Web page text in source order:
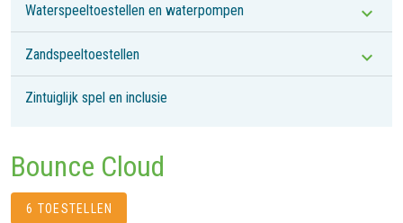
Waterspeeltoestellen en waterpompen
Zandspeeltoestellen
Zintuiglijk spel en inclusie
Bounce Cloud
6 TOESTELLEN